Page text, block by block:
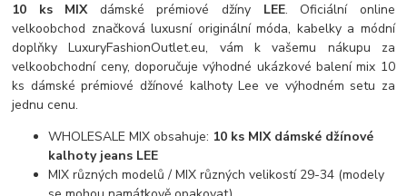
10 ks MIXdámské prémiové džíny LEE. Oficiální online
velkoobchod značková luxusní originální móda, kabelky a módní
doplňky LuxuryFashionOutlet.eu, vám k vašemu nákupu za
velkoobchodní ceny, doporučuje výhodné ukázkové balení mix 10
ks dámské prémiové džínové kalhoty Lee ve výhodném setu za
jednu cenu.
WHOLESALE MIX obsahuje: 10 ks MIX dámské džínové
kalhoty jeans LEE
MIX různých modelů / MIX různých velikostí 29-34 (modely